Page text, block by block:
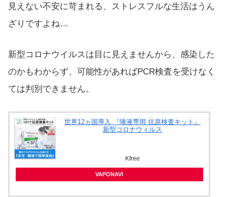
見えない不安に苛まれる、ストレスフルな生活はうん
ざりですよね…
新型コロナウイルスは目に見えませんから、感染した
のかもわからず、可能性があればPCR検査を受けなく
ては判別できません。
世界12ヵ国導入 『唾液専用 抗原検査キット』
新型コロナウィルス
Kfree
VAPONAVI